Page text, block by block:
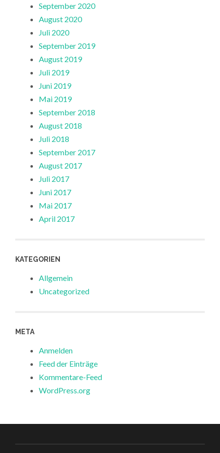
September 2020
August 2020
Juli 2020
September 2019
August 2019
Juli 2019
Juni 2019
Mai 2019
September 2018
August 2018
Juli 2018
September 2017
August 2017
Juli 2017
Juni 2017
Mai 2017
April 2017
KATEGORIEN
Allgemein
Uncategorized
META
Anmelden
Feed der Einträge
Kommentare-Feed
WordPress.org